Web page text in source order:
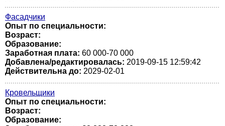
Фасадчики
Опыт по специальности:
Возраст:
Образование:
Заработная плата: 60 000-70 000
Добавлена/редактировалась: 2019-09-15 12:59:42
Действительна до: 2029-02-01
Кровельщики
Опыт по специальности:
Возраст:
Образование: